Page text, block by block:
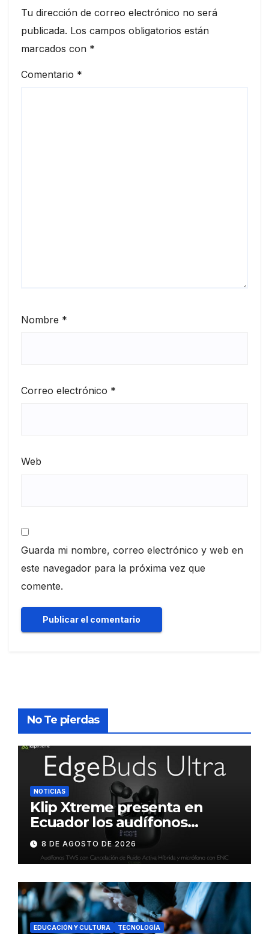
Tu dirección de correo electrónico no será
publicada. Los campos obligatorios están
marcados con *
Comentario *
Nombre *
Correo electrónico *
Web
Guarda mi nombre, correo electrónico y web en
este navegador para la próxima vez que
comente.
No Te pierdas
NOTICIAS
Klip Xtreme presenta en
Ecuador los audífonos
DynaBuds con sonido
inteligente y control táctil
8 DE AGOSTO DE 2026
EDUCACIÓN Y CULTURA TECNOLOGÍA